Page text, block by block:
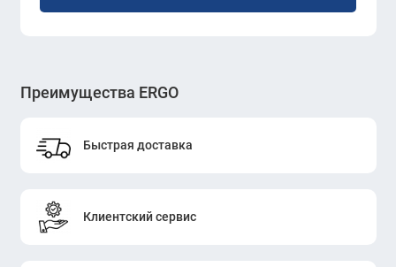
Преимущества ERGO
Быстрая доставка
Клиентский сервис